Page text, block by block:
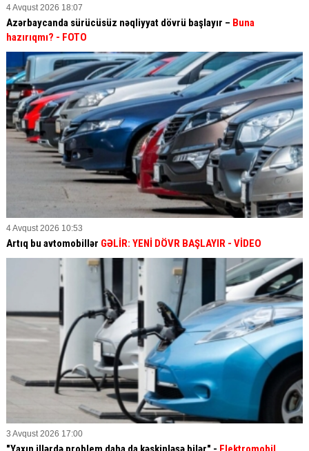
4 Avqust 2026 18:07
Azərbaycanda sürücüsüz nəqliyyat dövrü başlayır – Buna
hazırıqmı? - FOTO
4 Avqust 2026 10:53
Artıq bu avtomobillər GƏLİR: YENİ DÖVR BAŞLAYIR - VİDEO
3 Avqust 2026 17:00